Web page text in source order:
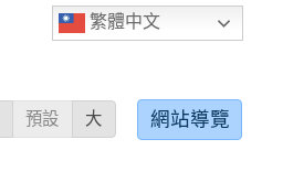
繁體中文
預設 大 網站導覽